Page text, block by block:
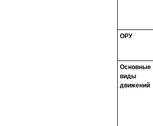
ОРУ
Основные
виды
движений